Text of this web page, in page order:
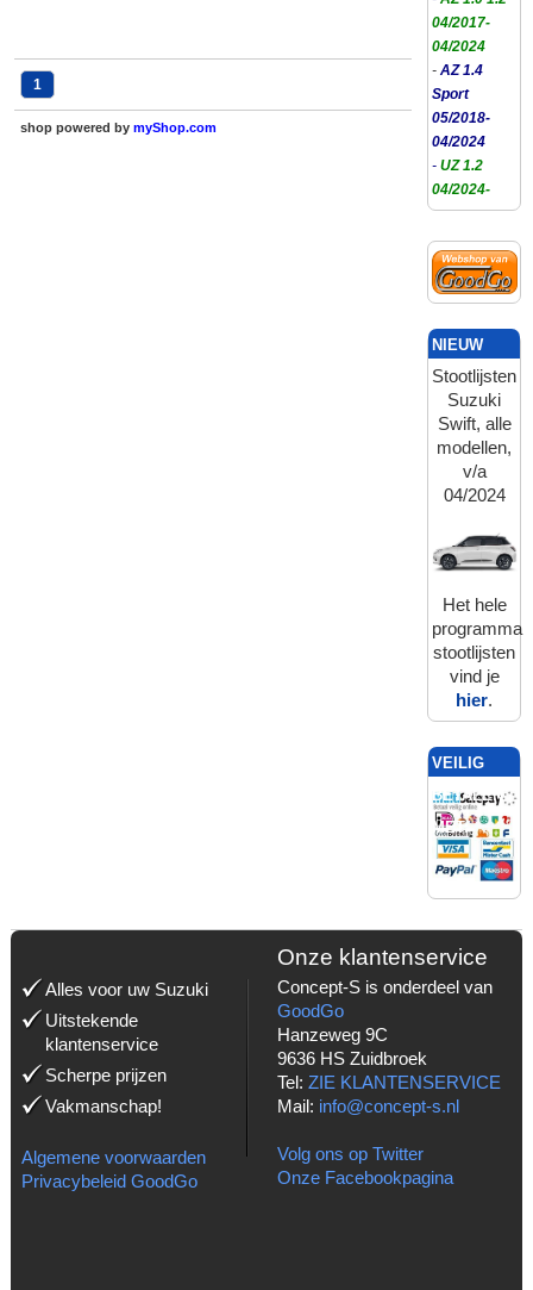
1
shop powered bymyShop.com
04/2017-
04/2024
- AZ 1.4
Sport
05/2018-
04/2024
- UZ 1.2
04/2024-
NIEUW
Stootlijsten
Suzuki
Swift, alle
modellen,
v/a
04/2024
Het hele
programma
stootlijsten
vind je
hier.
VEILIG
BETALEN
MET:
Alles voor uw Suzuki
Uitstekende
klantenservice
Scherpe prijzen
Vakmanschap!
Algemene voorwaarden
Privacybeleid GoodGo
Onze klantenservice
Concept-S is onderdeel van
GoodGo
Hanzeweg 9C
9636 HS Zuidbroek
Tel: ZIE KLANTENSERVICE
Mail: info@concept-s.nl
Volg ons op Twitter
Onze Facebookpagina